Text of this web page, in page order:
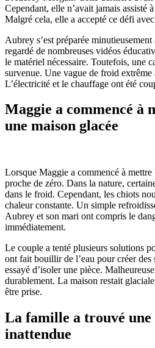
Cependant, elle n’avait jamais assisté
Malgré cela, elle a accepté ce défi
Aubrey s’est préparée
regardé de nombreuses vidéos
le matériel nécessaire. Toutefois, une
survenue. Une vague de froid extrême
L’électricité et le chauffage ont été
Maggie a commencé à
une maison glacée
Lorsque Maggie a commencé à mettre
proche de zéro. Dans la nature,
dans le froid. Cependant, les chiots
chaleur constante. Un simple
Aubrey et son mari ont compris le
immédiatement.
Le couple a tenté plusieurs solutions
ont fait bouillir de l’eau pour créer des
essayé d’isoler une pièce.
durablement. La maison restait
être prise.
La famille a trouvé une
inattendue